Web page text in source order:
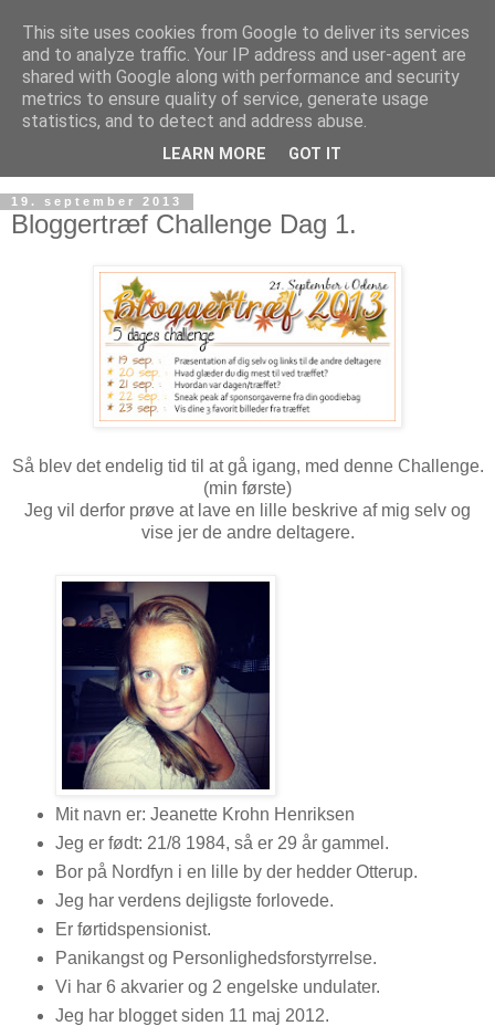
19. september 2013
Bloggertræf Challenge Dag 1.
Så blev det endelig tid til at gå igang, med denne Challenge.
(min første)
Jeg vil derfor prøve at lave en lille beskrive af mig selv og
vise jer de andre deltagere.
Mit navn er: Jeanette Krohn Henriksen
Jeg er født: 21/8 1984, så er 29 år gammel.
Bor på Nordfyn i en lille by der hedder Otterup.
Jeg har verdens dejligste forlovede.
Er førtidspensionist.
Panikangst og Personlighedsforstyrrelse.
Vi har 6 akvarier og 2 engelske undulater.
Jeg har blogget siden 11 maj 2012.
This site uses cookies from Google to deliver its services
and to analyze traffic. Your IP address and user-agent are
shared with Google along with performance and security
metrics to ensure quality of service, generate usage
statistics, and to detect and address abuse.
LEARN MORE GOT IT